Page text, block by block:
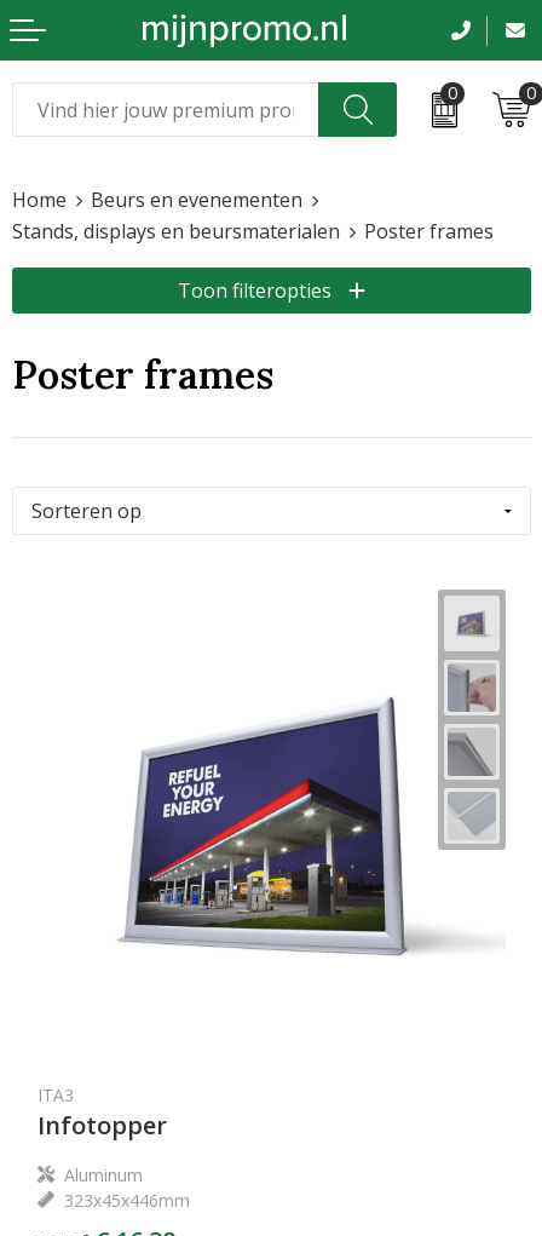
0 0
Kleding & caps
Sportkleding
Tassen en reizen
Beurs en evenementen
Bloemen en planten
Sinterklaas
Voetbal, EK en WK
Home
Beurs en evenementen
Stands, displays en beursmaterialen
Poster frames
Toon filteropties
Poster frames
ITA3
Infotopper
Aluminum
323x45x446mm